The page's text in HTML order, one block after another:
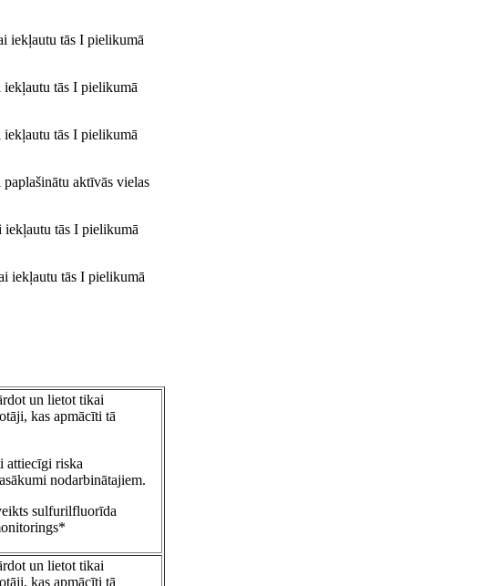
iekļautu tās I pielikumā
iekļautu tās I pielikumā
iekļautu tās I pielikumā
paplašinātu aktīvās vielas
iekļautu tās I pielikumā
iekļautu tās I pielikumā
un lietot tikai
kas apmācīti tā
attiecīgi riska
nodarbinātajiem.
sulfurilfluorīda
un lietot tikai
kas apmācīti tā